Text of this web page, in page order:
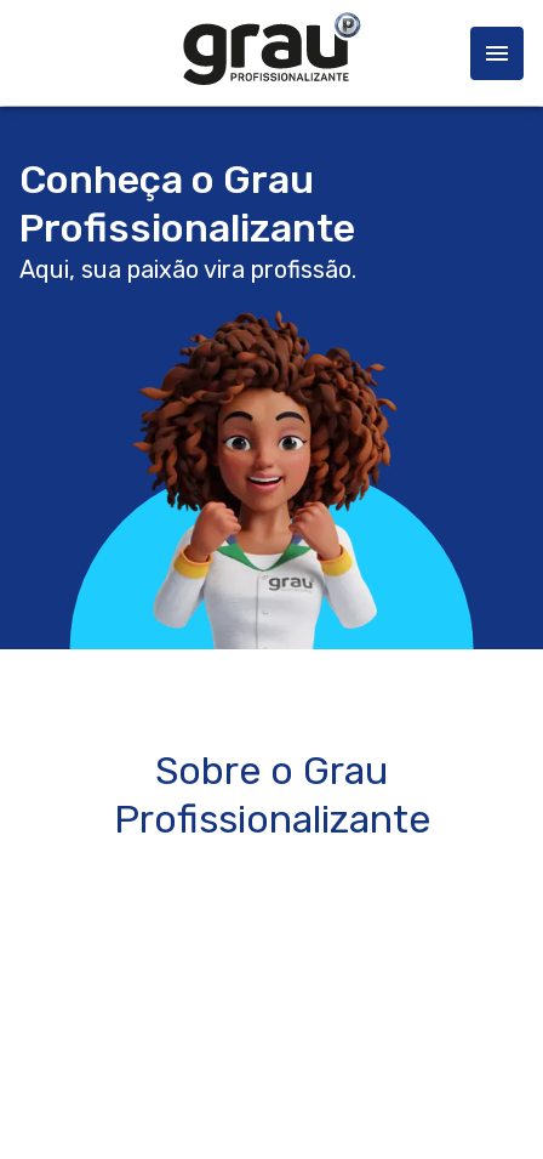
Conheça o Grau
Profissionalizante
Aqui, sua paixão vira profissão.
Sobre o Grau
Profissionalizante